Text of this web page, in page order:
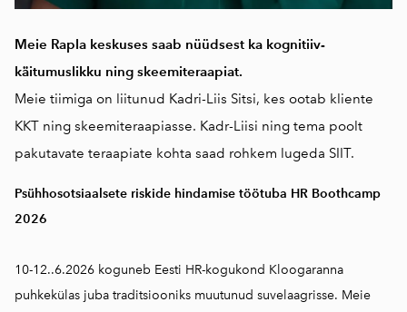
Meie Rapla keskuses saab nüüdsest ka kognitiiv-
käitumuslikku ning skeemiteraapiat.
Meie tiimiga on liitunud Kadri-Liis Sitsi, kes ootab kliente
KKT ning skeemiteraapiasse. Kadr-Liisi ning tema poolt
pakutavate teraapiate kohta saad rohkem lugeda SIIT.
Psühhosotsiaalsete riskide hindamise töötuba HR Boothcamp
2026
10-12..6.2026 koguneb Eesti HR-kogukond Kloogaranna
puhkekülas juba traditsiooniks muutunud suvelaagrisse. Meie